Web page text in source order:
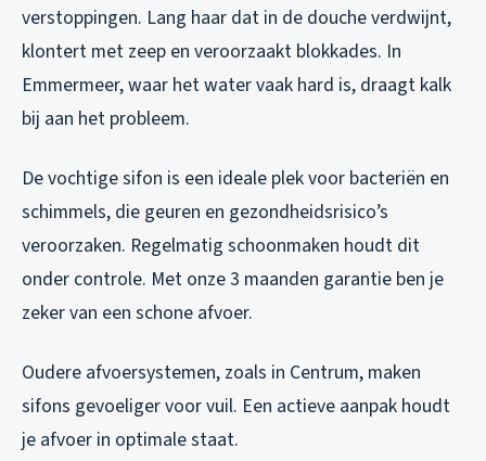
verstoppingen. Lang haar dat in de douche verdwijnt,
klontert met zeep en veroorzaakt blokkades. In
Emmermeer, waar het water vaak hard is, draagt kalk
bij aan het probleem.
De vochtige sifon is een ideale plek voor bacteriën en
schimmels, die geuren en gezondheidsrisico’s
veroorzaken. Regelmatig schoonmaken houdt dit
onder controle. Met onze 3 maanden garantie ben je
zeker van een schone afvoer.
Oudere afvoersystemen, zoals in Centrum, maken
sifons gevoeliger voor vuil. Een actieve aanpak houdt
je afvoer in optimale staat.